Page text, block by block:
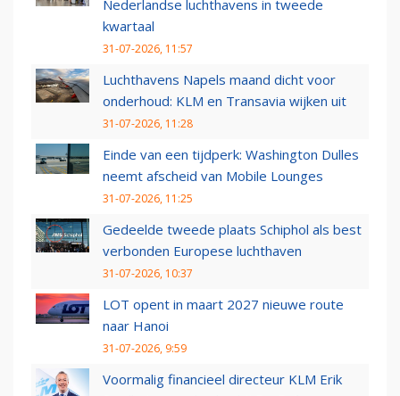
Nederlandse luchthavens in tweede
kwartaal
31-07-2026, 11:57
Luchthavens Napels maand dicht voor
onderhoud: KLM en Transavia wijken uit
31-07-2026, 11:28
Einde van een tijdperk: Washington Dulles
neemt afscheid van Mobile Lounges
31-07-2026, 11:25
Gedeelde tweede plaats Schiphol als best
verbonden Europese luchthaven
31-07-2026, 10:37
LOT opent in maart 2027 nieuwe route
naar Hanoi
31-07-2026, 9:59
Voormalig financieel directeur KLM Erik